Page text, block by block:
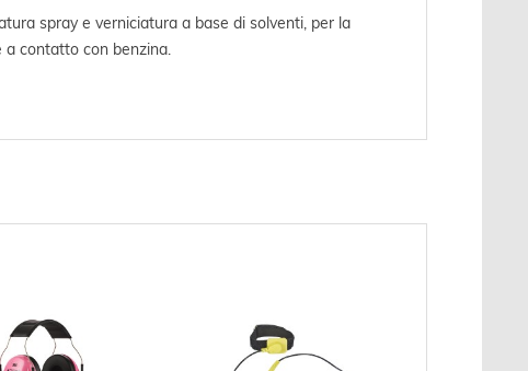
spray e verniciatura a base di solventi, per la
a contatto con benzina.